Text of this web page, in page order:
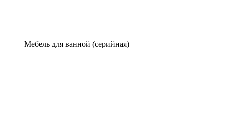
Мебель для ванной (серийная)